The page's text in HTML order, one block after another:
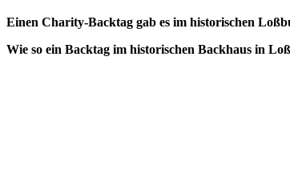
Einen Charity-Backtag gab es im historischen
Wie so ein Backtag im historischen Backhaus in